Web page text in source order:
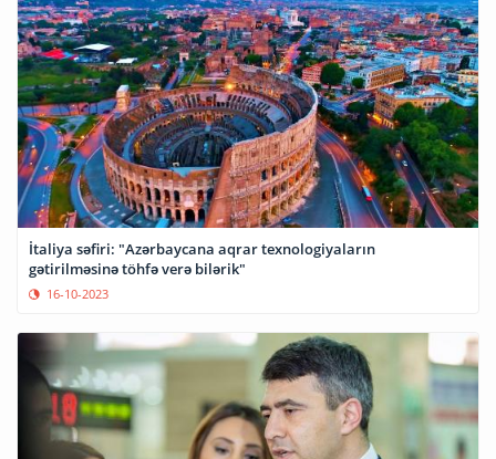
İtaliya səfiri: "Azərbaycana aqrar texnologiyaların
gətirilməsinə töhfə verə bilərik"
16-10-2023